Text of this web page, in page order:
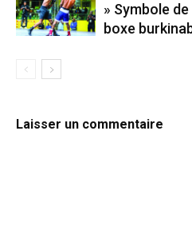
» Symbole
boxe
Laisser un commentaire